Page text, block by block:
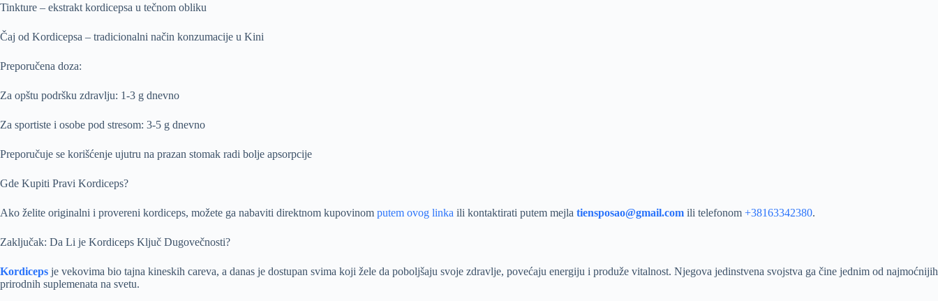
Tinkture – ekstrakt kordicepsa u tečnom obliku
Čaj od Kordicepsa – tradicionalni način konzumacije u Kini
Preporučena doza:
Za opštu podršku zdravlju: 1-3 g dnevno
Za sportiste i osobe pod stresom: 3-5 g dnevno
Preporučuje se korišćenje ujutru na prazan stomak radi bolje apsorpcije
Gde Kupiti Pravi Kordiceps?
Ako želite originalni i provereni kordiceps, možete ga nabaviti direktnom kupovinom putem ovog linka ili kontaktirati putem mejla tiensposao@gmail.com ili telefonom +38163342380.
Zaključak: Da Li je Kordiceps Ključ Dugovečnosti?
Kordiceps je vekovima bio tajna kineskih careva, a danas je dostupan svima koji žele da poboljšaju svoje zdravlje, povećaju energiju i produže vitalnost. Njegova jedinstvena svojstva ga čine jednim od najmoćnijih
prirodnih suplemenata na svetu.